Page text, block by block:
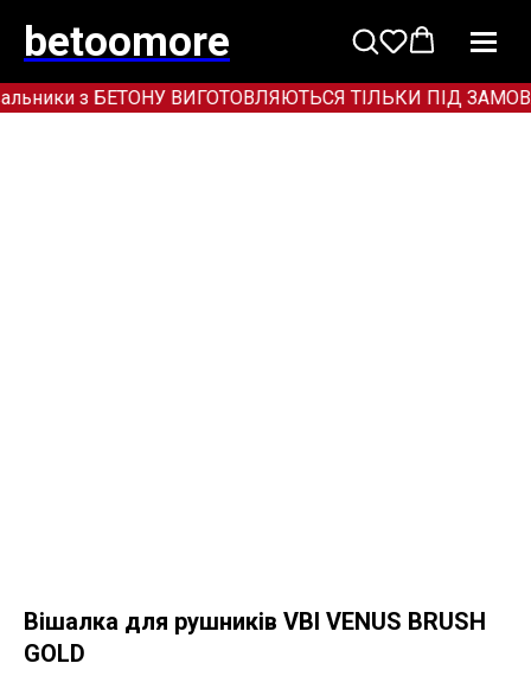
betoomore
з БЕТОНУ ВИГОТОВЛЯЮТЬСЯ ТІЛЬКИ ПІД
Вішалка для рушників VBI VENUS BRUSH
GOLD